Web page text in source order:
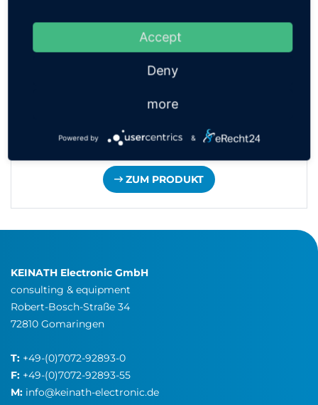
ZUM PRODUKT
KEINATH Electronic GmbH
consulting & equipment
Robert-Bosch-Straße 34
72810 Gomaringen
T: +49-(0)7072-92893-0
F: +49-(0)7072-92893-55
M: info@keinath-electronic.de
Accept
Deny
more
Powered by &